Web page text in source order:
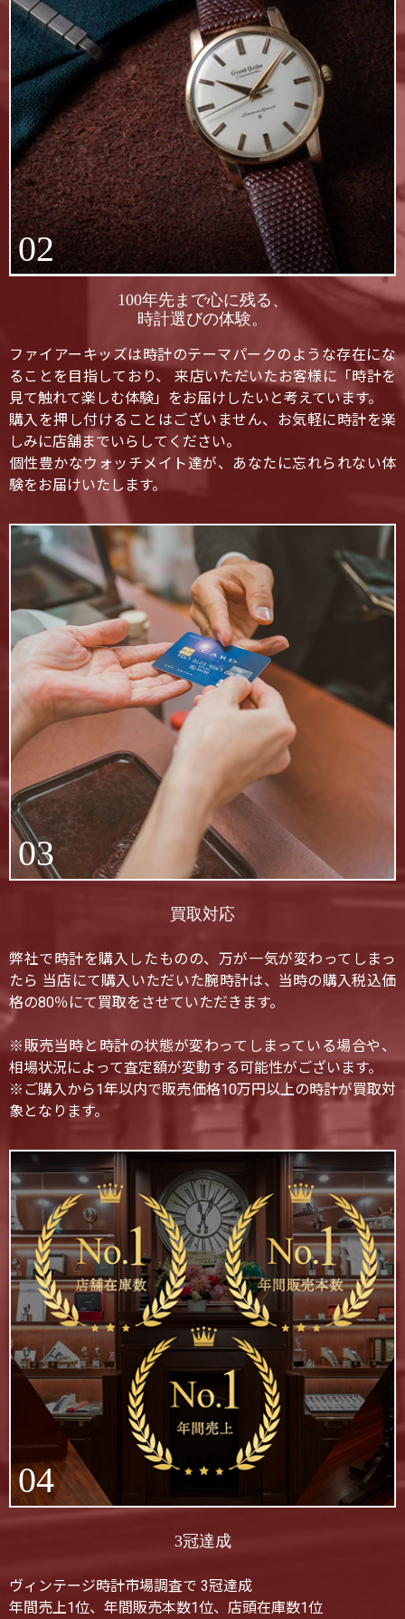
02
100年先まで心に残る、
時計選びの体験。
ファイアーキッズは時計のテーマパークのような存在にな
ることを目指しており、 来店いただいたお客様に「時計を
見て触れて楽しむ体験」をお届けしたいと考えています。
購入を押し付けることはございません、お気軽に時計を楽
しみに店舗までいらしてください。
個性豊かなウォッチメイト達が、あなたに忘れられない体
験をお届けいたします。
03
買取対応
弊社で時計を購入したものの、万が一気が変わってしまっ
たら 当店にて購入いただいた腕時計は、当時の購入税込価
格の80％にて買取をさせていただきます。
※販売当時と時計の状態が変わってしまっている場合や、
相場状況によって査定額が変動する可能性がございます。
※ご購入から1年以内で販売価格10万円以上の時計が買取対
象となります。
04
3冠達成
ヴィンテージ時計市場調査で 3冠達成
年間売上1位、年間販売本数1位、店頭在庫数1位